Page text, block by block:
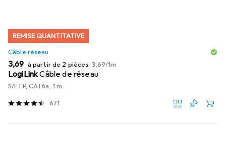
REMISE QUANTITATIVE
Câble réseau
EUR
3,69 à partir de 2 pièces EUR
3,69/1m
LogiLinkCâble de réseau
S/FTP, CAT6a, 1 m
671